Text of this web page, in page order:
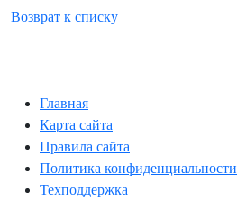
Возврат к списку
Главная
Карта сайта
Правила сайта
Политика конфиденциальности
Техподдержка